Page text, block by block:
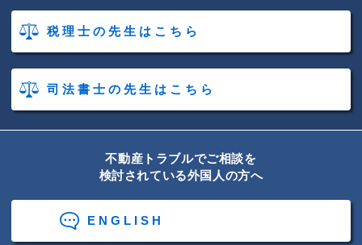
税理士の先生はこちら
司法書士の先生はこちら
不動産トラブルでご相談を
検討されている外国人の方へ
ENGLISH